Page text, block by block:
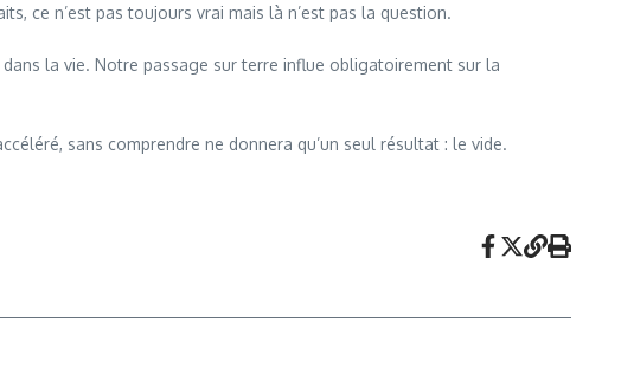
ce n’est pas toujours vrai mais là n’est pas la question.
la vie. Notre passage sur terre influe obligatoirement sur la
sans comprendre ne donnera qu’un seul résultat : le vide.